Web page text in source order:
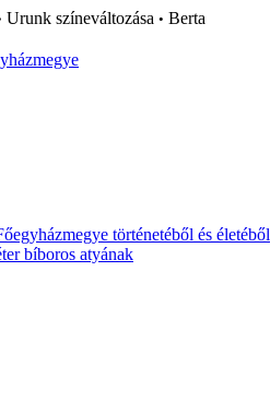
Urunk színeváltozása • Berta
történetéből és életéből
bíboros atyának